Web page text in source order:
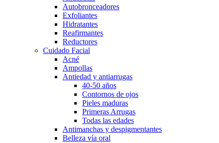
Autobronceadores
Exfoliantes
Hidratantes
Reafirmantes
Reductores
Cuidado Facial
Acné
Ampollas
Antiedad y antiarrugas
40-50 años
Contornos de ojos
Pieles maduras
Primeras Arrugas
Todas las edades
Antimanchas y despigmentantes
Belleza vía oral